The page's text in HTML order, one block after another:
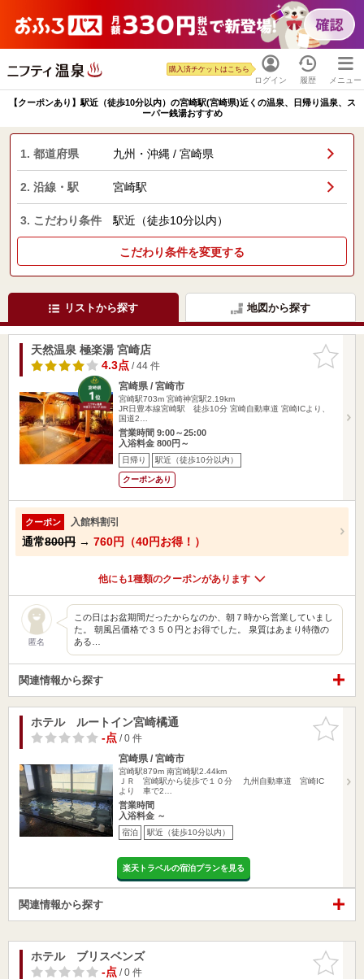
ログイン
購入済チケットはこちら
履歴 メニュー
【クーポンあり】駅近（徒歩10分以内）の宮崎駅(宮崎県)近くの温泉、日帰り温泉、ス
ーパー銭湯おすすめ
1. 都道府県 九州・沖縄 / 宮崎県
2. 沿線・駅 宮崎駅
3. こだわり条件 駅近（徒歩10分以内）
こだわり条件を変更する
リストから探す 地図から探す
お気に入
りに追加
天然温泉 極楽湯 宮崎店
4.3点/ 44 件
宮崎県 / 宮崎市
宮崎駅703m 宮崎神宮駅2.19km
JR日豊本線宮崎駅 徒歩10分 宮崎自動車道 宮崎ICより、
国道2…
営業時間 9:00～25:00
入浴料金 800円～
日帰り 駅近（徒歩10分以内）
クーポンあり
クーポン 入館料割引
通常800円 → 760円（40円お得！）
他にも1種類のクーポンがあります
匿名
この日はお盆期間だったからなのか、朝７時から営業していまし
た。 朝風呂価格で３５０円とお得でした。 泉質はあまり特徴の
ある…
関連情報から探す
お気に入
りに追加
ホテル ルートイン宮崎橘通
-点/ 0 件
宮崎県 / 宮崎市
宮崎駅879m 南宮崎駅2.44km
ＪＲ 宮崎駅から徒歩で１０分 九州自動車道 宮崎IC
より 車で2…
営業時間
入浴料金 ～
宿泊 駅近（徒歩10分以内）
楽天トラベルの宿泊プランを見る
関連情報から探す
お気に入
りに追加
ホテル ブリスベンズ
-点/ 0 件